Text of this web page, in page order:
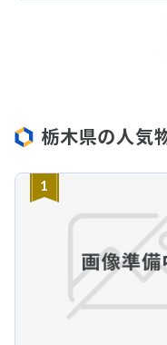
栃木県の人気
1